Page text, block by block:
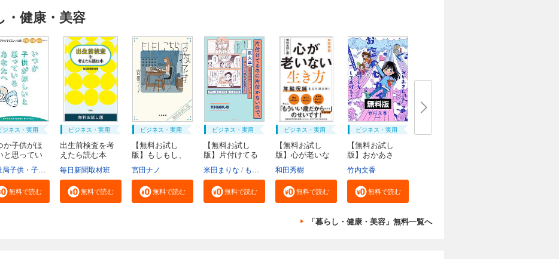
・健康・美容
ジネス・実用
か子供がほ
と思ってい
東京都
無料で読む
ビジネス・実用
出生前検査を考
えたら読む本
毎日新聞取材班
無料で読む
ビジネス・実用
【無料お試し
版】もしもし、
宮田ナノ
無料で読む
ビジネス・実用
【無料お試し
版】片付けてる
米田まりな もなか
無料で読む
ビジネス・実用
【無料お試し
版】心が老いな
和田秀樹
無料で読む
ビジネス・実用
【無料お試し
版】おかあさ
竹内文香
無料で読む
「暮らし・健康・美容」無料一覧へ